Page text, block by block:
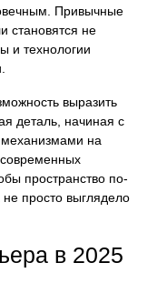
Привычные
становятся не
и технологии
выразить
деталь, начиная с
механизмами на
пространство по-
просто выглядело
в 2025